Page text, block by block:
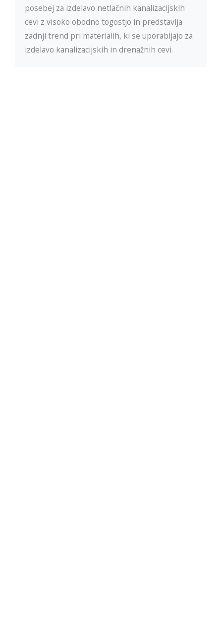
posebej za izdelavo netlačnih kanalizacijskih
cevi z visoko obodno togostjo in predstavlja
zadnji trend pri materialih, ki se uporabljajo za
izdelavo kanalizacijskih in drenažnih cevi.